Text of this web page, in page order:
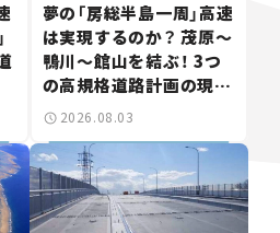
夢の「房総半島一周」高速
は実現するのか？ 茂原～
鴨川～館山を結ぶ！ 3つ
の高規格道路計画の現
状。「館山鴨川道路」で検
路計画】
2026.08.03